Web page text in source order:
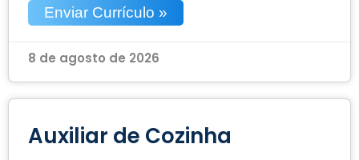
Enviar Currículo »
8 de agosto de 2026
Auxiliar de Cozinha